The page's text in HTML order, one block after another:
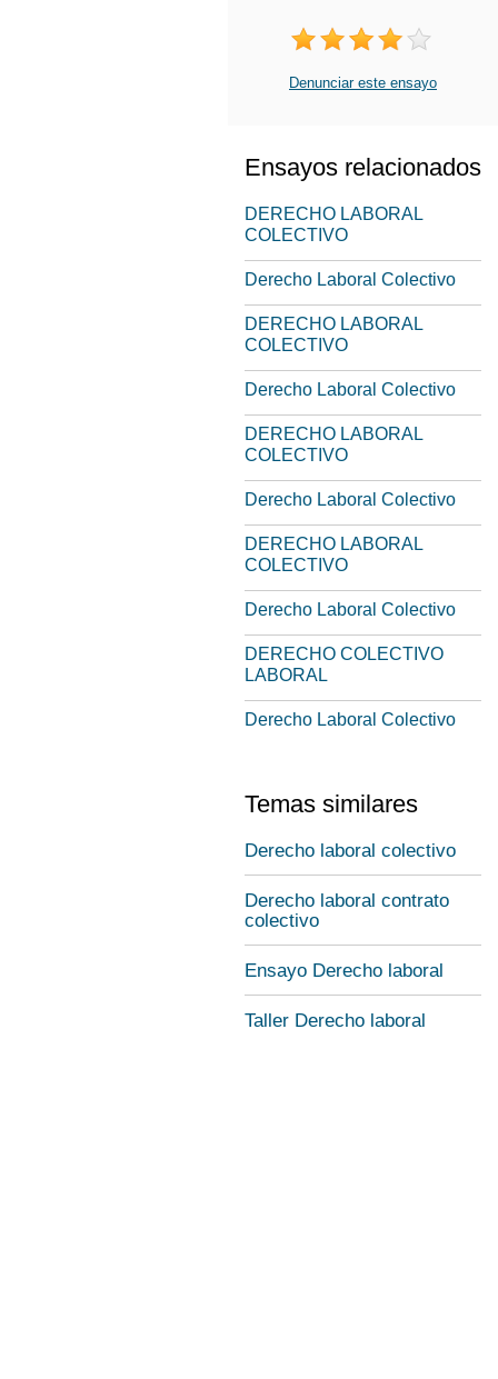
Denunciar este ensayo
Ensayos relacionados
DERECHO LABORAL
COLECTIVO
Derecho Laboral Colectivo
DERECHO LABORAL
COLECTIVO
Derecho Laboral Colectivo
DERECHO LABORAL
COLECTIVO
Derecho Laboral Colectivo
DERECHO LABORAL
COLECTIVO
Derecho Laboral Colectivo
DERECHO COLECTIVO
LABORAL
Derecho Laboral Colectivo
Temas similares
Derecho laboral colectivo
Derecho laboral contrato
colectivo
Ensayo Derecho laboral
Taller Derecho laboral